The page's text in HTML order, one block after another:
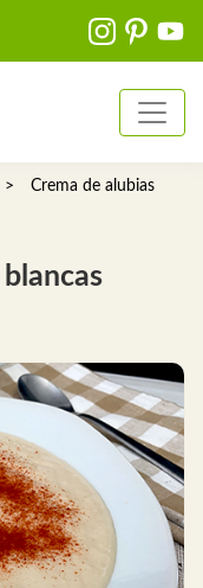
>
Crema de alubias